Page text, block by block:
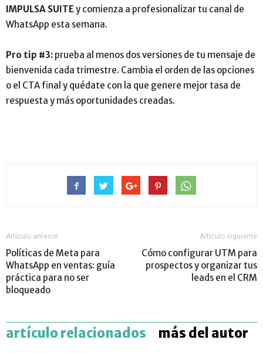
IMPULSA SUITEy comienza a profesionalizar tu canal de
WhatsApp esta semana.
Pro tip #3: prueba al menos dos versiones de tu mensaje de
bienvenida cada trimestre. Cambia el orden de las opciones
o el CTA final y quédate con la que genere mejor tasa de
respuesta y más oportunidades creadas.
Artículo anterior
Políticas de Meta para
WhatsApp en ventas: guía
práctica para no ser
bloqueado
Artículo siguiente
Cómo configurar UTM para
prospectos y organizar tus
leads en el CRM
artículo relacionados más del autor